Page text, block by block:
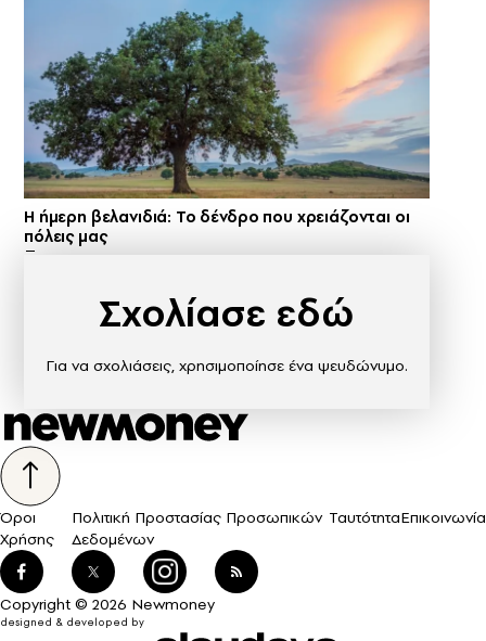
Η ήμερη βελανιδιά: Το δένδρο που χρειάζονται οι
πόλεις μας
Σχολίασε εδώ
Για να σχολιάσεις, χρησιμοποίησε ένα ψευδώνυμο.
Όροι
Χρήσης
Πολιτική Προστασίας Προσωπικών
Δεδομένων
ΤαυτότηταΕπικοινωνία
Copyright © 2026 Newmoney
designed & developed by